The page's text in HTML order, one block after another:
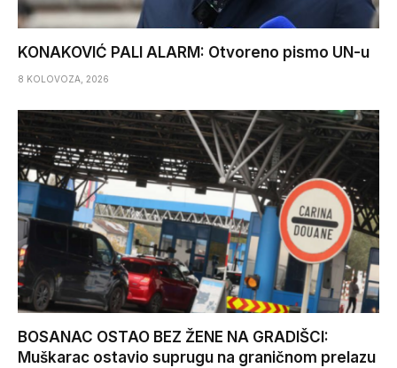
KONAKOVIĆ PALI ALARM: Otvoreno pismo UN-u
8 KOLOVOZA, 2026
BOSANAC OSTAO BEZ ŽENE NA GRADIŠCI:
Muškarac ostavio suprugu na graničnom prelazu